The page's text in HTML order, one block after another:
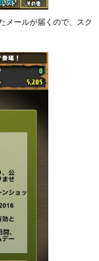
メールが届くので、スク